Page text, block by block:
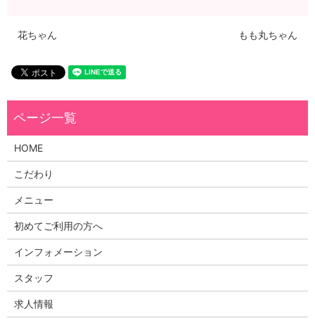
花ちゃん もも丸ちゃん
HOME
こだわり
メニュー
初めてご利用の方へ
インフォメーション
スタッフ
求人情報